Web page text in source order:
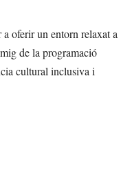
a oferir un entorn relaxat a
de la programació
cultural inclusiva i